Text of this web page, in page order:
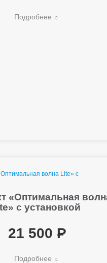
Подробнее
«Оптимальная
с установкой
21 500
Подробнее